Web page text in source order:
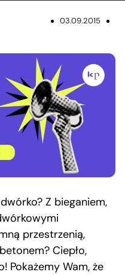
03.09.2015
Z bieganiem,
przestrzenią,
Ciepło,
Pokażemy Wam, że